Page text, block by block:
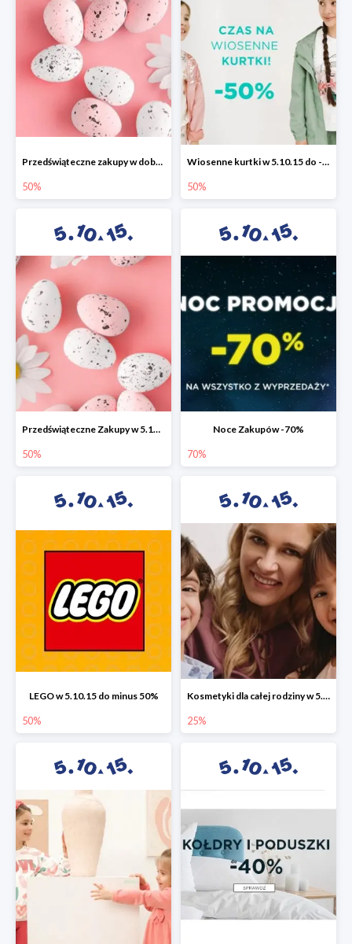
Przedświąteczne zakupy w dobrym stylu -50%
50%
Wiosenne kurtki w 5.10.15 do -50%
50%
Przedświąteczne Zakupy w 5.10.15 do -50%
50%
Noce Zakupów -70%
70%
LEGO w 5.10.15 do minus 50%
50%
Kosmetyki dla całej rodziny w 5.10.15 do -25%
25%